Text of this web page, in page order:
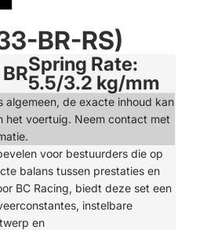
BR-RS)
Spring Rate:
5.5/3.2 kg/mm
algemeen, de exacte inhoud kan
het voertuig. Neem contact met
voor bestuurders die op
balans tussen prestaties en
BC Racing, biedt deze set een
instelbare
en